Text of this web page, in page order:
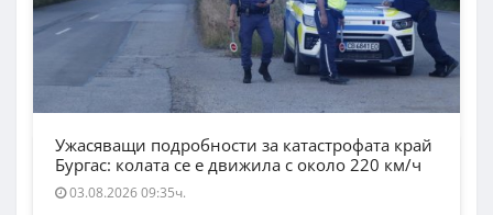
Ужасяващи подробности за катастрофата край
Бургас: колата се е движила с около 220 км/ч
03.08.2026 09:35ч.